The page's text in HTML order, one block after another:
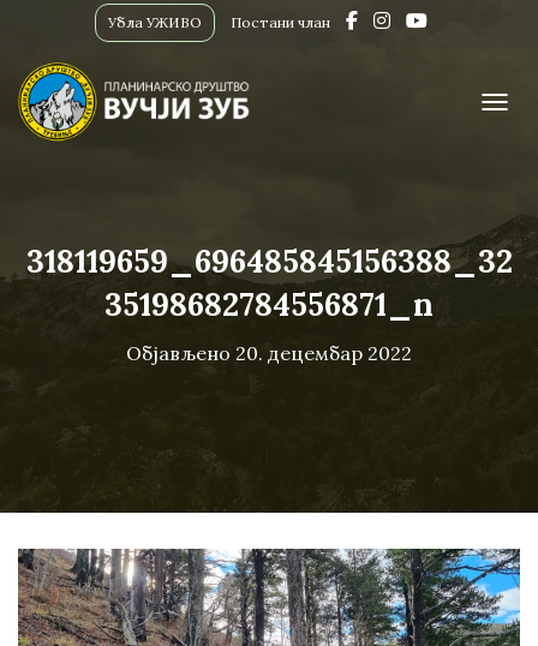
Убла УЖИВО Постани члан
318119659_696485845156388_32
35198682784556871_n
Објављено 20. децембар 2022